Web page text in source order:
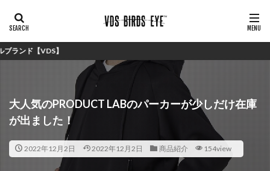
】
大人気のPRODUCT LABのパーカーが少しだけ在庫
が出ました！
2022年12月2日 2022年12月2日 商品紹介 154view